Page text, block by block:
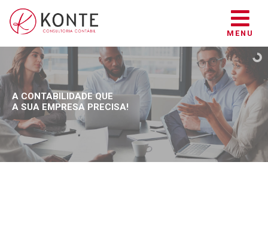
MENU
A CONTABILIDADE QUE
A SUA EMPRESA PRECISA!